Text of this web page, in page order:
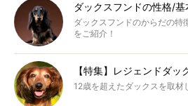
ダックスフンドの性格/基
ダックスフンドのからだの特
をご紹介！
【特集】レジェンドダ
12歳を超えたダックスを取材